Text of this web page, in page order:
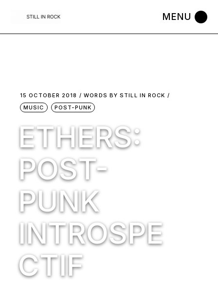
15 OCTOBER 2018 WORDS BYSTILL IN ROCK
MUSIC
POST-PUNK
ETHERS:
POST-
PUNK
INTROSPE
CTIF